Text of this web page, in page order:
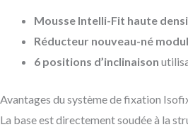
Mousse Intelli-Fit haute
Réducteur nouveau-né
6 positions d’inclinaison
Avantages du système de fixation
La base est directement soudée à la